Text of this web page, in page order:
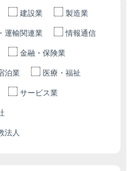
建設業 製造業
運輸関連業 情報通信
金融・保険業
泊業 医療・福祉
サービス業
法人